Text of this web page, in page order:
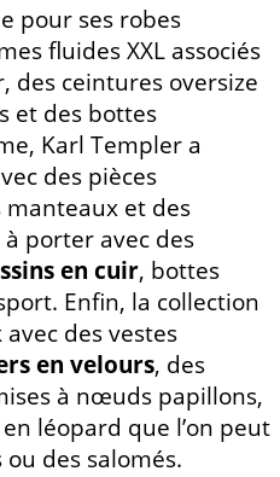
pour ses robes
fluides XXL associés
des ceintures oversize
et des bottes
Karl Templer a
des pièces
et des
porter avec des
en cuir, bottes
Enfin, la collection
des vestes
en velours, des
à nœuds papillons,
léopard que l’on peut
des salomés.